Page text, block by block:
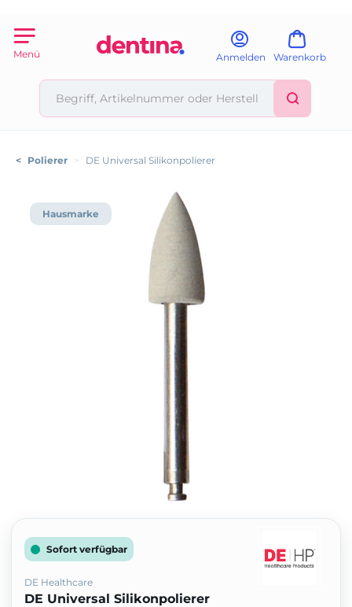
Menü Anmelden Warenkorb
< Polierer > DE Universal Silikonpolierer
Hausmarke
Sofort verfügbar
DE Healthcare
DE Universal Silikonpolierer